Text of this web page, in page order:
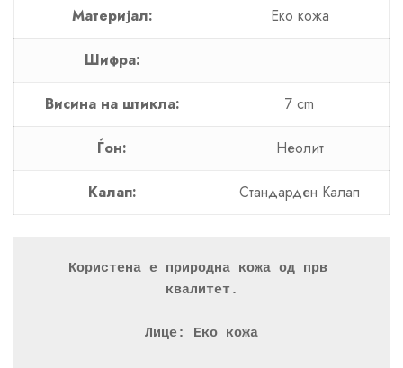
Материјал: Еко кожа
Шифра:
Висина на штикла: 7 cm
Ѓон: Неолит
Калап: Стандарден Калап
Користена е природна кожа од прв
квалитет.
Лице: Еко кожа